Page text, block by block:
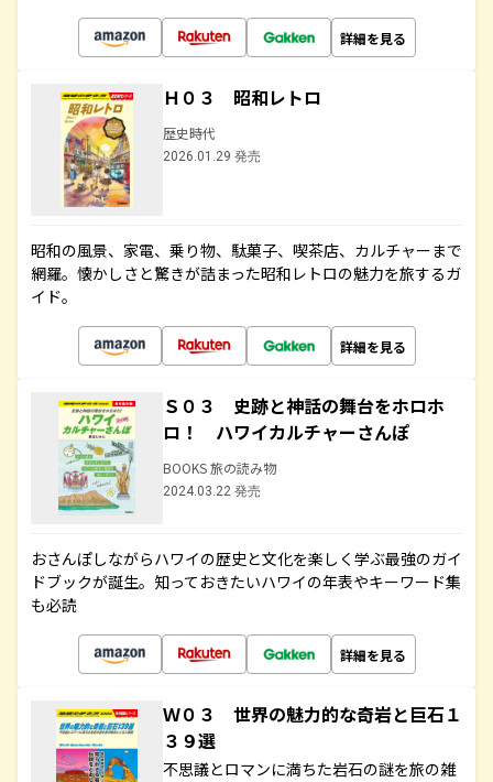
詳細を見る
Ｈ０３ 昭和レトロ
歴史時代
2026.01.29 発売
昭和の風景、家電、乗り物、駄菓子、喫茶店、カルチャーまで
網羅。懐かしさと驚きが詰まった昭和レトロの魅力を旅するガ
イド。
詳細を見る
Ｓ０３ 史跡と神話の舞台をホロホ
ロ！ ハワイカルチャーさんぽ
BOOKS 旅の読み物
2024.03.22 発売
おさんぽしながらハワイの歴史と文化を楽しく学ぶ最強のガイ
ドブックが誕生。知っておきたいハワイの年表やキーワード集
も必読
詳細を見る
Ｗ０３ 世界の魅力的な奇岩と巨石１
３９選
不思議とロマンに満ちた岩石の謎を旅の雑